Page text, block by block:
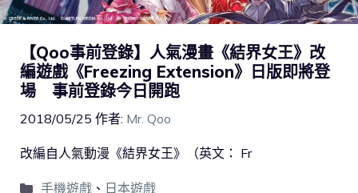
【Qoo事前登錄】人氣漫畫《結界女王》改
編遊戲《Freezing Extension》日版即將登
場 事前登錄今日開跑
2018/05/25 作者: Mr. Qoo
改編自人氣動漫《結界女王》（英文： Fr
手機遊戲、 日本遊戲